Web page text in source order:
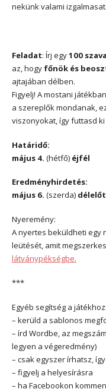
nekünk valami izgalmasat.
Feladat: Írj egy100
az, hogy főnök és
ajtajában délben.
Figyelj! A mostani játékban
a szereplők mondanak,
viszonyokat, így futtasd
Határidő:
május 4. (hétfő) éjfél
Eredményhirdetés:
május 6. (szerda)
Nyeremény:
A nyertes beküldheti egy
leütését, amit
látványpékségbe.
***
Egyéb segítség a játékhoz:
– kerüld a sablonos
– írd Wordbe, az
legyen a végeredmény)
– csak egyszer írhatsz,
– figyelj a helyesírásra
– ha Facebookon